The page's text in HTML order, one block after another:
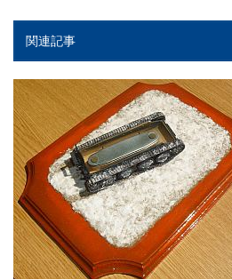
関連記事